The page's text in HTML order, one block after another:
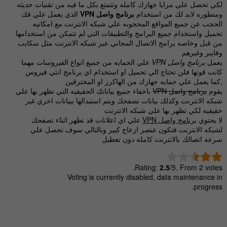
لكي تحصل علي مزايا جهازك كامله وتتمتع بكل ما فيه من تقنيات حديثه
ومتطوره لابد لك من استخدام برنامج واصل VPN
الذي يعمل علي فك
الحجب عن جميع المواقع المحجوبه علي شبكه الانترنت مع امكانيه
تحميل واستخدام جميع البرامج والتطبيقات التي لم تتمكن من استخدامها
من قبل وخاصه برامج الاتصال المجاني عبر شبكه الانترنت مثل سكايب
وفايبر وغيرهم
يعمل برنامج واصل VPN
علي الحمايه من جميع انواع الفيروسات مهما
كانت قوتها فلن تحتاج الي تحميل او استخدام اي برنامج انتي فيروس
,كما يعمل علي حمايه جهازك من الهاكرز او المخترقين
يقوم برنامج واصل VPN
باخفاء جميع بياناتك الحقيقيه التي تظهر بها علي
شبكه الانترنت وكذلك بيانات تصفحك ويتم استبدالها ببيانات اخري غير
حقيقيه لكي تظهر بها علي شبكه الانترنت
لا يحتوي برنامج واصل VPN
علي اي اعلانات قد تظهر اثناء تصفحك
لشبكه الانترنت فتكون عنصر ازعاج كبير وبالتالي سوف تحصل علي
سرعه اتصالك بالانترنت كامله دون تعطيل
Rating:2.5/5. From 2 votes.
Voting is currently disabled, data maintenance in
progress.